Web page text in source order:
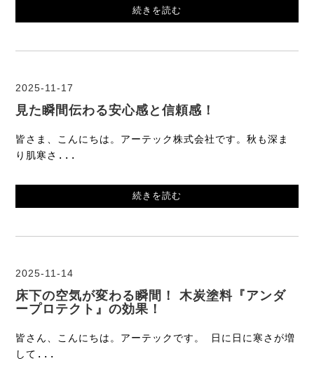
続きを読む
2025-11-17
見た瞬間伝わる安心感と信頼感！
皆さま、こんにちは。アーテック株式会社です。秋も深ま
り肌寒さ...
続きを読む
2025-11-14
床下の空気が変わる瞬間！ 木炭塗料『アンダ
ープロテクト』の効果！
皆さん、こんにちは。アーテックです。 日に日に寒さが増
して...